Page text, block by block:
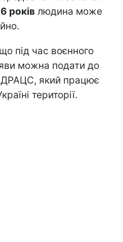
років людина може
під час воєнного
можна подати до
ДРАЦС, який працює
території.